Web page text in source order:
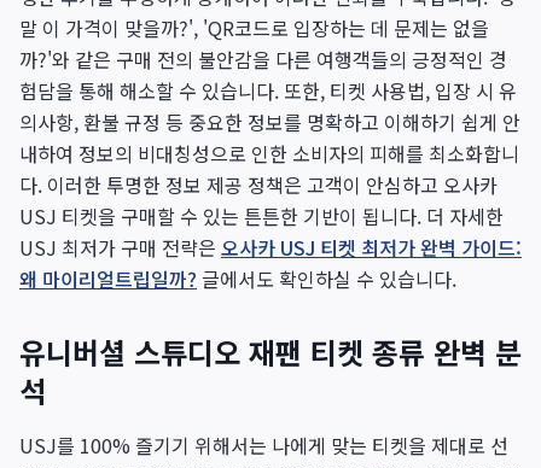
말 이 가격이 맞을까?', 'QR코드로 입장하는 데 문제는 없을
까?'와 같은 구매 전의 불안감을 다른 여행객들의 긍정적인 경
험담을 통해 해소할 수 있습니다. 또한, 티켓 사용법, 입장 시 유
의사항, 환불 규정 등 중요한 정보를 명확하고 이해하기 쉽게 안
내하여 정보의 비대칭성으로 인한 소비자의 피해를 최소화합니
다. 이러한 투명한 정보 제공 정책은 고객이 안심하고 오사카
USJ 티켓을 구매할 수 있는 튼튼한 기반이 됩니다. 더 자세한
USJ 최저가 구매 전략은 오사카 USJ 티켓 최저가 완벽 가이드:
왜 마이리얼트립일까? 글에서도 확인하실 수 있습니다.
유니버셜 스튜디오 재팬 티켓 종류 완벽 분
석
USJ를 100% 즐기기 위해서는 나에게 맞는 티켓을 제대로 선